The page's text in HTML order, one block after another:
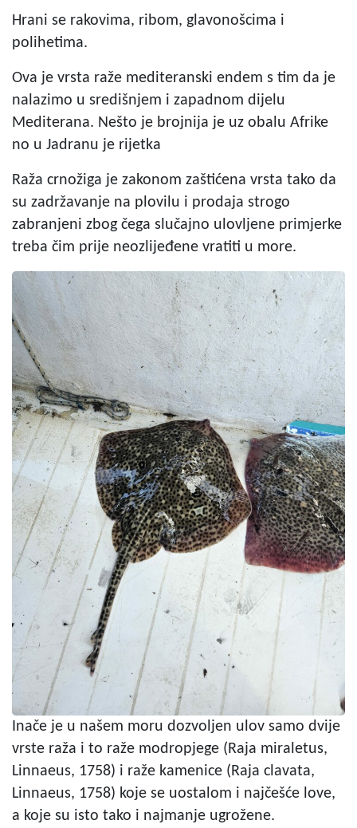
Hrani se rakovima, ribom, glavonošcima i
polihetima.
Ova je vrsta raže mediteranski endem s tim da je
nalazimo u središnjem i zapadnom dijelu
Mediterana. Nešto je brojnija je uz obalu Afrike
no u Jadranu je rijetka
Raža crnožiga je zakonom zaštićena vrsta tako da
su zadržavanje na plovilu i prodaja strogo
zabranjeni zbog čega slučajno ulovljene primjerke
treba čim prije neozlijeđene vratiti u more.
Inače je u našem moru dozvoljen ulov samo dvije
vrste raža i to raže modropjege (Raja miraletus,
Linnaeus, 1758) i raže kamenice (Raja clavata,
Linnaeus, 1758) koje se uostalom i najčešće love,
a koje su isto tako i najmanje ugrožene.